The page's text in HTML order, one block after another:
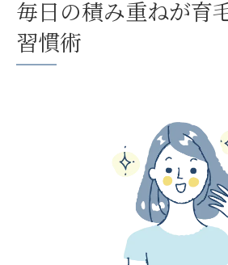
育毛に効く日々の積み重
とめ
育毛に役立つバランス食
髪の健康を支える育毛栄
食生活と育毛の関係を知
毎日の積み重ねが育
習慣術